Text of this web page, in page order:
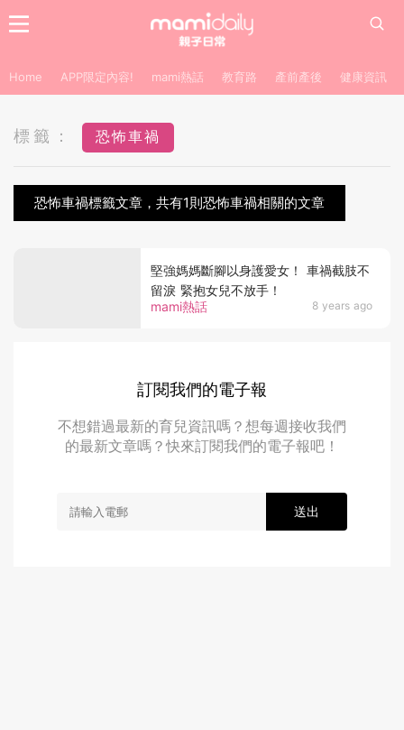
Home APP限定內容! mami熱話 教育路 產前產後 健康資訊
標籤： 恐怖車禍
恐怖車禍標籤文章，共有1則恐怖車禍相關的文章
mami熱話 8 years ago
堅強媽媽斷腳以身護愛女！ 車禍截肢不
留淚 緊抱女兒不放手！
訂閱我們的電子報
不想錯過最新的育兒資訊嗎？想每週接收我們
的最新文章嗎？快來訂閱我們的電子報吧！
送出